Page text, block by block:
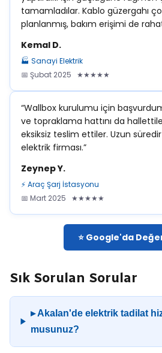
tamamladılar. Kablo güzergahı
planlanmış, bakım erişimi de
Kemal D.
🏭 Sanayi Elektrik
📅 Şubat 2025 ★★★★★
“Wallbox kurulumu için
ve topraklama hattını da
eksiksiz teslim ettiler. Uzun
elektrik firması.”
Zeynep Y.
⚡ Araç Şarj İstasyonu
📅 Mart 2025 ★★★★★
⭐ Google'da
Sık Sorulan Sorular
▸ Akalan'de elektrik tadilat
musunuz?